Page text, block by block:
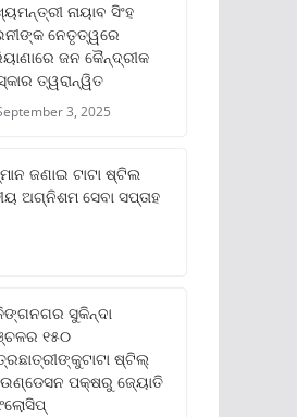
ନାୟାବ ସିଂହ
ନେତୃତ୍ୱରେ
ଜନ କୈନ୍ଦ୍ରୀକ
ତ୍ୱରାନ୍ୱିତ
3, 2025
ଜଣାଇ ଟାଟା ଷ୍ଟିଲ
ଅଗ୍ନିଶମ ସେବା ସପ୍ତାହ
ସୁକିନ୍ଦା
୧୫୦
ଷ୍ଟିଲ୍
ପକ୍ଷରୁ ଜ୍ୟୋତି